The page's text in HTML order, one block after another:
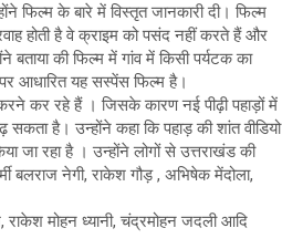
फिल्म के बारे में विस्तृत जानकारी दी। फिल्म
होती है वे क्राइम को पसंद नहीं करते हैं और
की फिल्म में गांव में किसी पर्यटक का
आधारित यह सस्पेंस फिल्म है।
कर रहे हैं । जिसके कारण नई पीढ़ी पहाड़ों में
है। उन्होंने कहा कि पहाड़ की शांत वीडियो
जा रहा है । उन्होंने लोगों से उत्तराखंड की
बलराज नेगी, राकेश गौड़ , अभिषेक मेंदोला,
राकेश मोहन ध्यानी, चंद्रमोहन जदली आदि